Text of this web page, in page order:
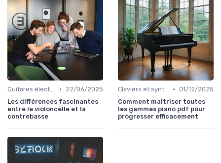
Guitares électriques et acoustiques •
22/06/2025
Les différences fascinantes
entre le violoncelle et la
contrebasse
Claviers et synthétiseurs • 01/12/2025
Comment maîtriser toutes
les gammes piano pdf pour
progresser efficacement